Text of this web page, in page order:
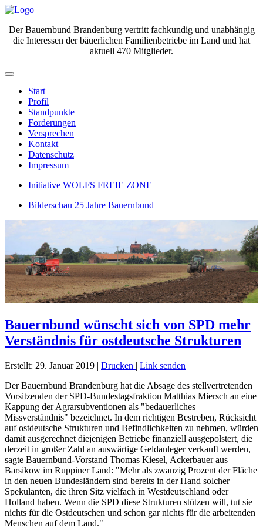
Der Bauernbund Brandenburg vertritt fachkundig und unabhängig
die Interessen der bäuerlichen Familienbetriebe im Land und hat
aktuell 470 Mitglieder.
Start
Profil
Standpunkte
Forderungen
Versprechen
Kontakt
Datenschutz
Impressum
Initiative WOLFS FREIE ZONE
Bilderschau 25 Jahre Bauernbund
Bauernbund wünscht sich von SPD mehr
Verständnis für ostdeutsche Strukturen
Erstellt: 29. Januar 2019 | Drucken | Link senden
Der Bauernbund Brandenburg hat die Absage des stellvertretenden
Vorsitzenden der SPD-Bundestagsfraktion Matthias Miersch an eine
Kappung der Agrarsubventionen als "bedauerliches
Missverständnis" bezeichnet. In dem richtigen Bestreben, Rücksicht
auf ostdeutsche Strukturen und Befindlichkeiten zu nehmen, würden
damit ausgerechnet diejenigen Betriebe finanziell ausgepolstert, die
derzeit in großer Zahl an auswärtige Geldanleger verkauft werden,
sagte Bauernbund-Vorstand Thomas Kiesel, Ackerbauer aus
Barsikow im Ruppiner Land: "Mehr als zwanzig Prozent der Fläche
in den neuen Bundesländern sind bereits in der Hand solcher
Spekulanten, die ihren Sitz vielfach in Westdeutschland oder
Holland haben. Wenn die SPD diese Strukturen stützen will, tut sie
nichts für die Ostdeutschen und schon gar nichts für die arbeitenden
Menschen auf dem Land."